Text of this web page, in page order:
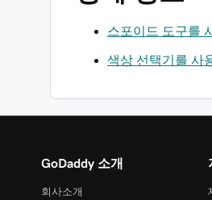
스포이드 도구를
색상 선택기를 사
GoDaddy 소개
회사소개